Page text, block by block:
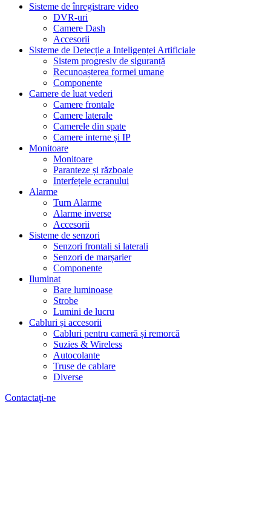
Sisteme de înregistrare video
DVR-uri
Camere Dash
Accesorii
Sisteme de Detecție a Inteligenței Artificiale
Sistem progresiv de siguranță
Recunoașterea formei umane
Componente
Camere de luat vederi
Camere frontale
Camere laterale
Camerele din spate
Camere interne și IP
Monitoare
Monitoare
Paranteze și războaie
Interfețele ecranului
Alarme
Turn Alarme
Alarme inverse
Accesorii
Sisteme de senzori
Senzori frontali si laterali
Senzori de marșarier
Componente
Iluminat
Bare luminoase
Strobe
Lumini de lucru
Cabluri și accesorii
Cabluri pentru cameră și remorcă
Suzies & Wireless
Autocolante
Truse de cablare
Diverse
Contactaţi-ne